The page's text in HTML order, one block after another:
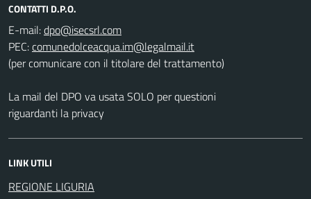
CONTATTI D.P.O.
E-mail:
PEC:
(per comunicare con il titolare del trattamento)
La mail del DPO va usata SOLO per questioni
riguardanti la privacy
LINK UTILI
REGIONE LIGURIA